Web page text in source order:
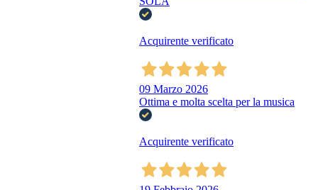
Acquirente verificato
09 Marzo 2026
Ottima e molta scelta per la musica
Acquirente verificato